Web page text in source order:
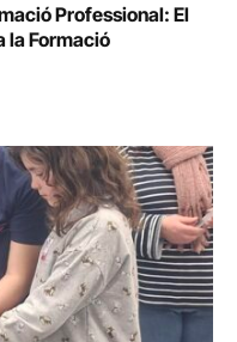
Professional: El
la Formació